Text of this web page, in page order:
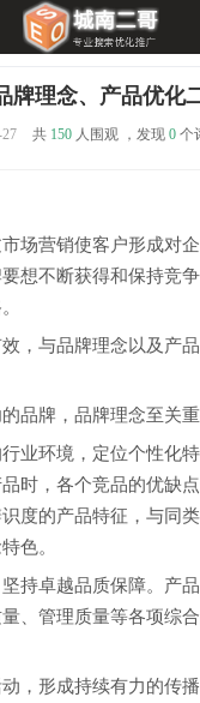
牌理念、产品优化
共 150 人围观 ，发现 0 个
场营销使客户形成对
想不断获得和保持竞
，与品牌理念以及产
品牌，品牌理念至关重
业环境，定位个性化
时，各个竞品的优缺
度的产品特征，与同
色。
持卓越品质保障。产
、管理质量等各项综
，形成持续有力的传